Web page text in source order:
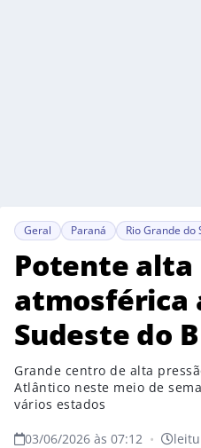
Geral Paraná Rio Grande do
Potente alta
atmosférica
Sudeste do
Grande centro de alta
Atlântico neste meio de
vários estados
03/06/2026 às 07:12 •